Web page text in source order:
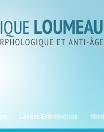
Lasers Esthétiques